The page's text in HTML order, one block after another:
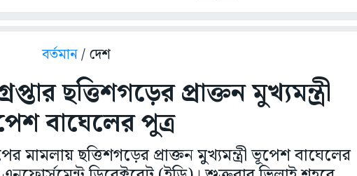
বর্তমান/ দেশ
ছত্তিশগড়ের প্রাক্তন মুখ্যমন্ত্রী
বাঘেলের পুত্র
মামলায় ছত্তিশগড়ের প্রাক্তন মুখ্যমন্ত্রী ভূপেশ বাঘেলের